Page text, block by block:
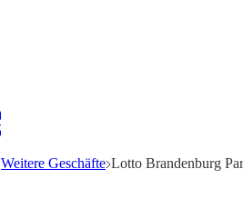
Weitere Geschäfte Lotto Brandenburg